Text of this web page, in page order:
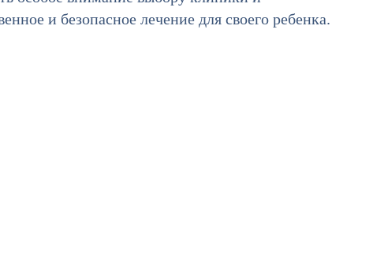
и безопасное лечение для своего ребенка.